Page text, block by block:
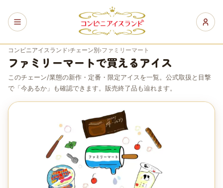
コンビニアイスランド›チェーン別›ファミリーマート
ファミリーマートで買えるアイス
このチェーン/業態の新作・定番・限定アイスを一覧。公式取扱と目撃
で「今あるか」も確認できます。販売終了品も辿れます。